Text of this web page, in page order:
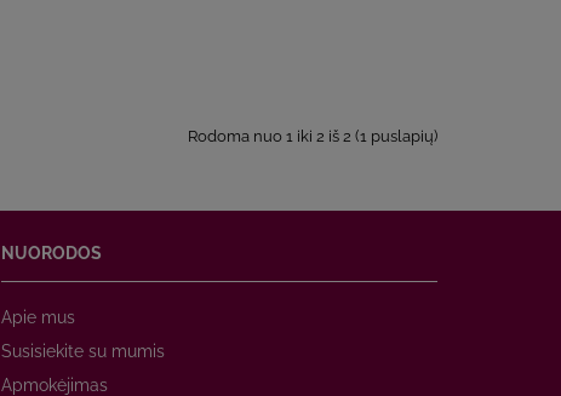
Rodoma nuo 1 iki 2 iš 2 (1 puslapių)
NUORODOS
Apie mus
Susisiekite su mumis
Apmokėjimas